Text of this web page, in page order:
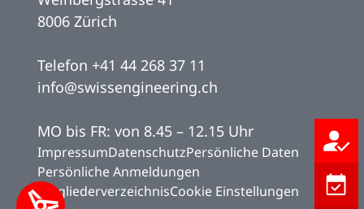
Jetzt
8006 Zürich
Telefon +41 44 268 37 11
info@swissengineering.ch
MO bis FR: von 8.45 – 12.15 Uhr
ImpressumDatenschutzPersönliche Daten
Persönliche Anmeldungen
MitgliederverzeichnisCookie Einstellungen